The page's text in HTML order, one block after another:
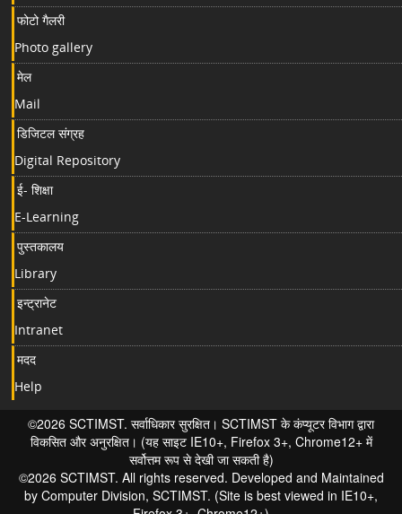
फोटो गैलरी
Photo gallery
मेल
Mail
डिजिटल संग्रह
Digital Repository
ई- शिक्षा
E-Learning
पुस्तकालय
Library
इन्ट्रानेट
Intranet
मदद
Help
©2026 SCTIMST. सर्वाधिकार सुरक्षित। SCTIMST के कंप्यूटर विभाग द्वारा
विकसित और अनुरक्षित। (यह साइट IE10+, Firefox 3+, Chrome12+ में
सर्वोत्तम रूप से देखी जा सकती है)
©2026 SCTIMST. All rights reserved. Developed and Maintained
by Computer Division, SCTIMST. (Site is best viewed in IE10+,